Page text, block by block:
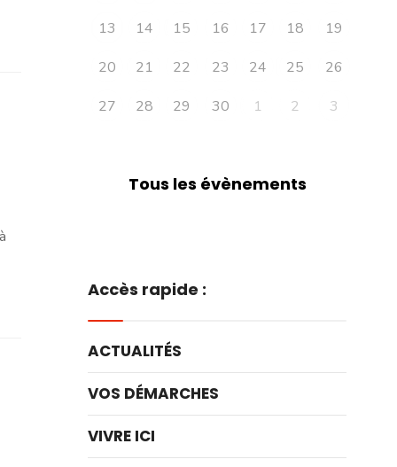
13
14 15 16 17 18
19
20
21 22 23 24 25
26
27
28 29 30 1 2 3
Tous les évènements
Accès rapide :
ACTUALITÉS
VOS DÉMARCHES
VIVRE ICI